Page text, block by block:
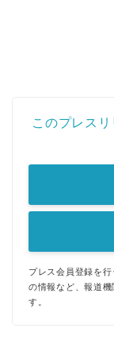
このプレス
プレス会員登録を
の情報など、報道
す。